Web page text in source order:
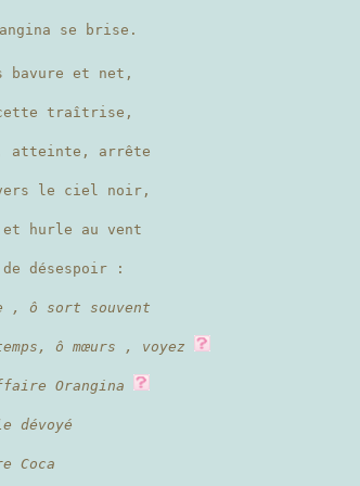
se brise.
bavure et net,
cette traîtrise,
atteinte, arrête
le ciel noir,
et hurle au vent
désespoir :
, ô sort souvent
ô mœurs , voyez
Orangina
dévoyé
Coca